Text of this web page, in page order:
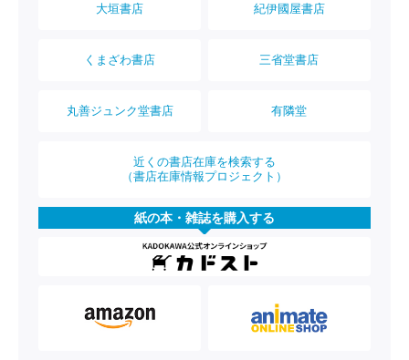
大垣書店 紀伊國屋書店
くまざわ書店 三省堂書店
丸善ジュンク堂書店 有隣堂
近くの書店在庫を検索する
（書店在庫情報プロジェクト）
紙の本・雑誌を購入する